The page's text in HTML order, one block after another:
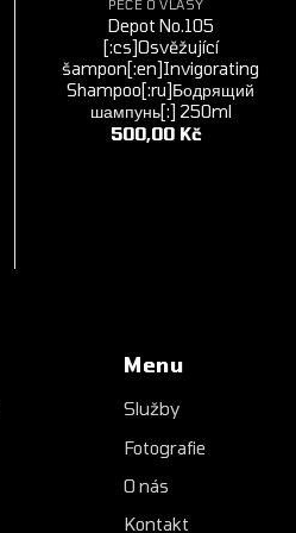
PÉČE O VLASY
Depot No.105
[:cs]Osvěžující
šampon[:en]Invigorating
Shampoo[:ru]Бодрящий
шампунь[:] 250ml
500,00 Kč
Menu
Služby
Fotografie
O nás
Kontakt